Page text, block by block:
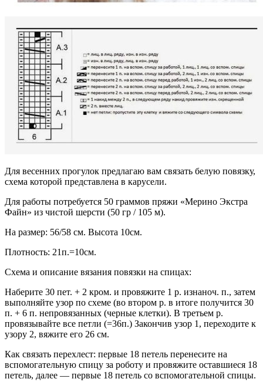
Для весенних прогулок предлагаю вам связать белую повязку,
схема которой представлена в карусели.
Для работы потребуется 50 граммов пряжи «Мерино Экстра
Файн» из чистой шерсти (50 гр / 105 м).
На размер: 56/58 см. Высота 10см.
Плотность: 21п.=10см.
Схема и описание вязания повязки на спицах:
Наберите 30 пет. + 2 кром. и провяжите 1 р. изнаноч. п., затем
выполняйте узор по схеме (во втором р. в итоге получится 30
п. + 6 п. непровязанных (черные клетки). В третьем р.
провязывайте все петли (=36п.) Закончив узор 1, переходите к
узору 2, вяжите его 26 см.
Как связать перехлест: первые 18 петель перенесите на
вспомогательную спицу за роботу и провяжите оставшиеся 18
петель, далее — первые 18 петель со вспомогательной спицы.